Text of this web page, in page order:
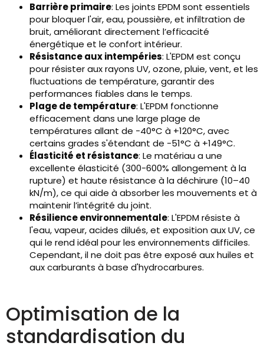
Barrière primaire: Les joints EPDM sont essentiels
pour bloquer l'air, eau, poussière, et infiltration de
bruit, améliorant directement l’efficacité
énergétique et le confort intérieur.
Résistance aux intempéries: L'EPDM est conçu
pour résister aux rayons UV, ozone, pluie, vent, et les
fluctuations de température, garantir des
performances fiables dans le temps.
Plage de température: L'EPDM fonctionne
efficacement dans une large plage de
températures allant de -40°C à +120°C, avec
certains grades s'étendant de -51°C à +149°C.
Élasticité et résistance: Le matériau a une
excellente élasticité (300-600% allongement à la
rupture) et haute résistance à la déchirure (10–40
kN/m), ce qui aide à absorber les mouvements et à
maintenir l’intégrité du joint.
Résilience environnementale: L'EPDM résiste à
l'eau, vapeur, acides dilués, et exposition aux UV, ce
qui le rend idéal pour les environnements difficiles.
Cependant, il ne doit pas être exposé aux huiles et
aux carburants à base d'hydrocarbures.
Optimisation de la
standardisation du